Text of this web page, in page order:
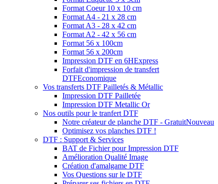
Format Coeur 10 x 10 cm
Format A4 - 21 x 28 cm
Format A3 - 28 x 42 cm
Format A2 - 42 x 56 cm
Format 56 x 100cm
Format 56 x 200cm
Impression DTF en 6HExpress
Forfait d'impression de transfert
DTFEconomique
Vos transferts DTF Pailletés & Métallic
Impression DTF Pailletée
Impression DTF Metallic Or
Nos outils pour le tranfert DTF
Notre créateur de planche DTF - GratuitNouveau
Optimisez vos planches DTF !
DTF : Support & Services
BAT de Fichier pour Impression DTF
Amélioration Qualité Image
Création d'amalgame DTF
Vos Questions sur le DTF